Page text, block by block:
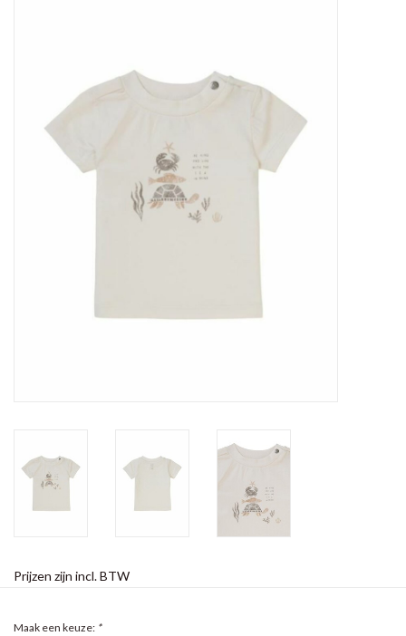
Prijzen zijn incl. BTW
Maak een keuze: *